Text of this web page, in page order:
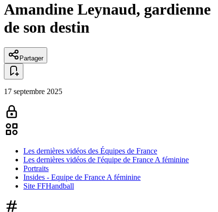
Amandine Leynaud, gardienne
de son destin
Partager
17 septembre 2025
Les dernières vidéos des Équipes de France
Les dernières vidéos de l'équipe de France A féminine
Portraits
Insides - Equipe de France A féminine
Site FFHandball